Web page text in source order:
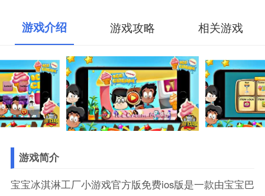
游戏介绍 游戏攻略 相关游戏
游戏简介
宝宝冰淇淋工厂小游戏官方版免费ios版是一款由宝宝巴